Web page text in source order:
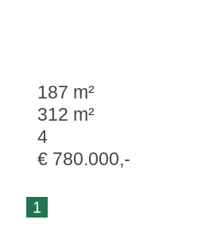
187 m²
312 m²
4
€ 780.000,-
1